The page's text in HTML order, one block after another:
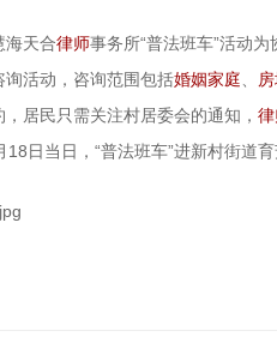
海天合律师事务所“普法班车”活动
询活动，咨询范围包括婚姻家庭
，居民只需关注村居委会的通知，
18日当日，“普法班车”进新村街道